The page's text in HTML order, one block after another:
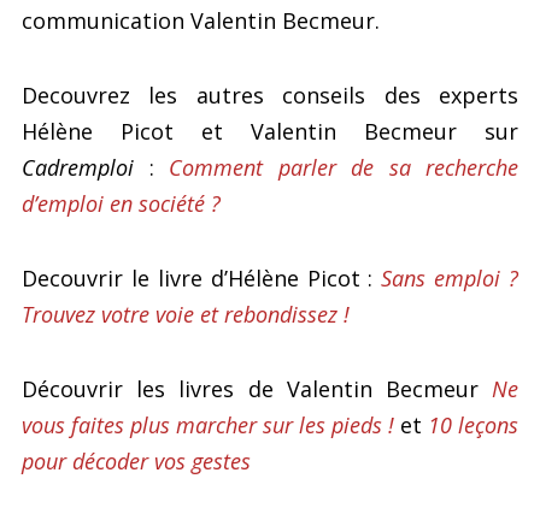
communication Valentin Becmeur.
Decouvrez les autres conseils des experts
Hélène Picot et Valentin Becmeur sur
Cadremploi : Comment parler de sa recherche
d’emploi en société ?
Decouvrir le livre d’Hélène Picot :Sans emploi ?
Trouvez votre voie et rebondissez !
Découvrir les livres de Valentin Becmeur Ne
vous faites plus marcher sur les pieds ! et 10 leçons
pour décoder vos gestes